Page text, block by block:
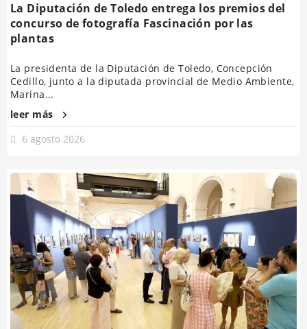
La Diputación de Toledo entrega los premios del
concurso de fotografía Fascinación por las
plantas
La presidenta de la Diputación de Toledo, Concepción
Cedillo, junto a la diputada provincial de Medio Ambiente,
Marina...
leer más
6 agosto 2026